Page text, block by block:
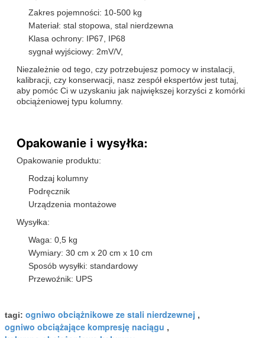
Zakres pojemności: 10-500 kg
Materiał: stal stopowa, stal nierdzewna
Klasa ochrony: IP67, IP68
sygnał wyjściowy: 2mV/V,
Niezależnie od tego, czy potrzebujesz pomocy w instalacji,
kalibracji, czy konserwacji, nasz zespół ekspertów jest tutaj,
aby pomóc Ci w uzyskaniu jak największej korzyści z komórki
obciążeniowej typu kolumny.
Opakowanie i wysyłka:
Opakowanie produktu:
Rodzaj kolumny
Podręcznik
Urządzenia montażowe
Wysyłka:
Waga: 0,5 kg
Wymiary: 30 cm x 20 cm x 10 cm
Sposób wysyłki: standardowy
Przewoźnik: UPS
tagi: ogniwo obciążnikowe ze stali nierdzewnej ,
ogniwo obciążające kompresję naciągu ,